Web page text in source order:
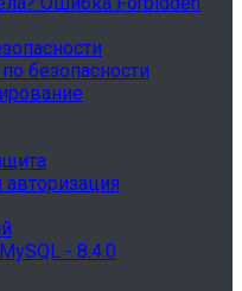
безопасности
- 8.4.0